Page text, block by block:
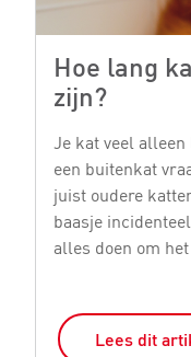
Hoe lang
zijn?
Je kat veel
een buitenkat
juist oudere
baasje
alles doen om
Lees dit